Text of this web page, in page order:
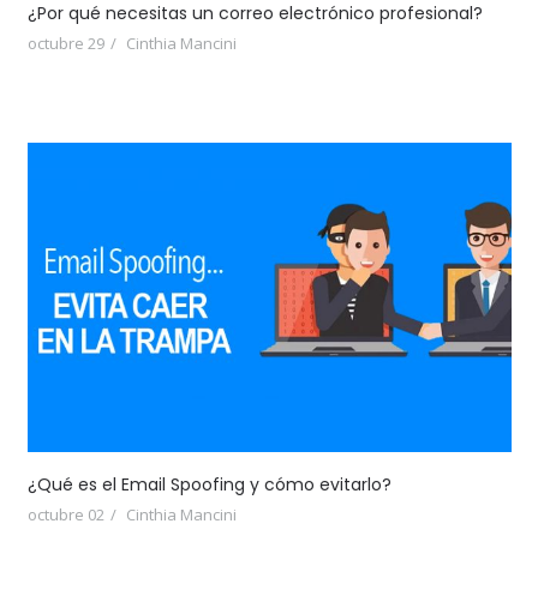
¿Por qué necesitas un correo electrónico profesional?
octubre 29 Cinthia Mancini
¿Qué es el Email Spoofing y cómo evitarlo?
octubre 02 Cinthia Mancini